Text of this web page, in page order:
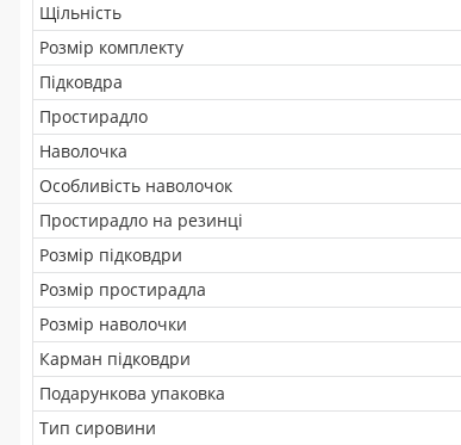
Щільність
Розмір комплекту
Підковдра
Простирадло
Наволочка
Особливість наволочок
Простирадло на резинці
Розмір підковдри
Розмір простирадла
Розмір наволочки
Карман підковдри
Подарункова упаковка
Тип сировини